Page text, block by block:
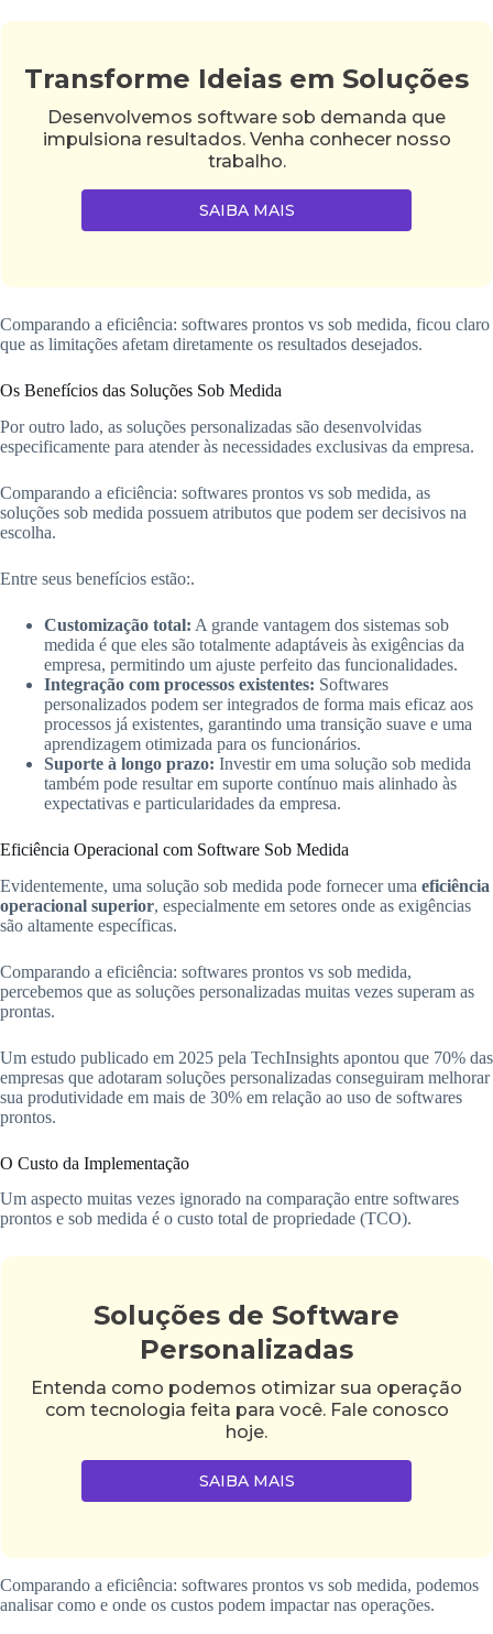
Transforme Ideias em Soluções
Desenvolvemos software sob demanda que
impulsiona resultados. Venha conhecer nosso
trabalho.
SAIBA MAIS
Comparando a eficiência: softwares prontos vs sob medida, ficou claro
que as limitações afetam diretamente os resultados desejados.
Os Benefícios das Soluções Sob Medida
Por outro lado, as soluções personalizadas são desenvolvidas
especificamente para atender às necessidades exclusivas da empresa.
Comparando a eficiência: softwares prontos vs sob medida, as
soluções sob medida possuem atributos que podem ser decisivos na
escolha.
Entre seus benefícios estão:.
Customização total: A grande vantagem dos sistemas sob
medida é que eles são totalmente adaptáveis às exigências da
empresa, permitindo um ajuste perfeito das funcionalidades.
Integração com processos existentes: Softwares
personalizados podem ser integrados de forma mais eficaz aos
processos já existentes, garantindo uma transição suave e uma
aprendizagem otimizada para os funcionários.
Suporte à longo prazo: Investir em uma solução sob medida
também pode resultar em suporte contínuo mais alinhado às
expectativas e particularidades da empresa.
Eficiência Operacional com Software Sob Medida
Evidentemente, uma solução sob medida pode fornecer uma eficiência
operacional superior, especialmente em setores onde as exigências
são altamente específicas.
Comparando a eficiência: softwares prontos vs sob medida,
percebemos que as soluções personalizadas muitas vezes superam as
prontas.
Um estudo publicado em 2025 pela TechInsights apontou que 70% das
empresas que adotaram soluções personalizadas conseguiram melhorar
sua produtividade em mais de 30% em relação ao uso de softwares
prontos.
O Custo da Implementação
Um aspecto muitas vezes ignorado na comparação entre softwares
prontos e sob medida é o custo total de propriedade (TCO).
Soluções de Software
Personalizadas
Entenda como podemos otimizar sua operação
com tecnologia feita para você. Fale conosco
hoje.
SAIBA MAIS
Comparando a eficiência: softwares prontos vs sob medida, podemos
analisar como e onde os custos podem impactar nas operações.